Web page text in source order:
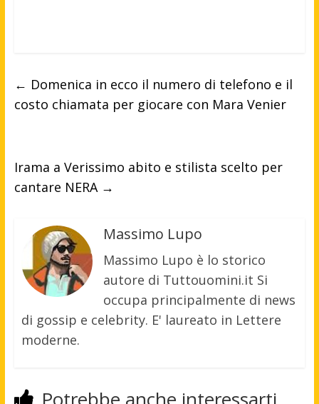
← Domenica in ecco il numero di telefono e il
costo chiamata per giocare con Mara Venier
Irama a Verissimo abito e stilista scelto per
cantare NERA →
Massimo Lupo
Massimo Lupo è lo storico
autore di Tuttouomini.it Si
occupa principalmente di news
di gossip e celebrity. E' laureato in Lettere
moderne.
Potrebbe anche interessarti